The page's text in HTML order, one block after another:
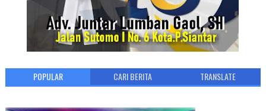
POPULAR CARI BERITA TRANSLATE